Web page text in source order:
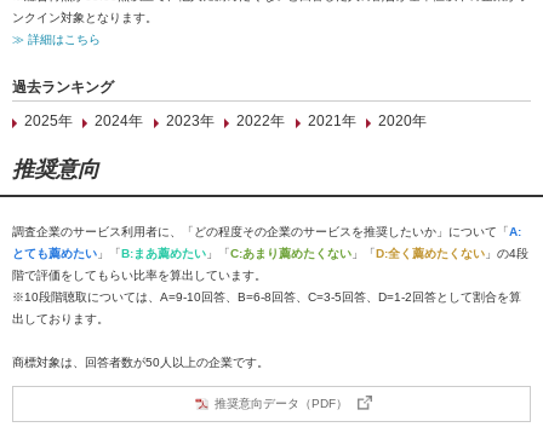
ンクイン対象となります。
≫ 詳細はこちら
過去ランキング
2025年
2024年 2023年 2022年 2021年 2020年
推奨意向
調査企業のサービス利用者に、「どの程度その企業のサービスを推奨したいか」について「A:
とても薦めたい 」「B:まあ薦めたい 」「C:あまり薦めたくない 」「D:全く薦めたくない 」の4段
階で評価をしてもらい比率を算出しています。
※10段階聴取については、A=9-10回答、B=6-8回答、C=3-5回答、D=1-2回答として割合を算
出しております。
商標対象は、回答者数が50人以上の企業です。
推奨意向データ（PDF）